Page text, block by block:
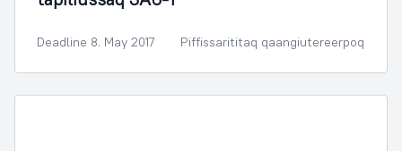
Deadline 8. May 2017 Piffissarititaq qaangiutereerpoq